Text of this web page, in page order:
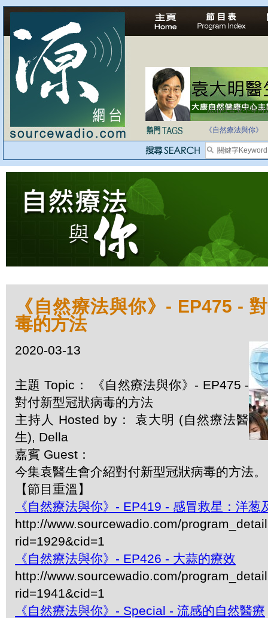
法治社會並不等同
自家教育合法化-
《自然療法與你》
《自然療法與你》- EP475 -
毒的方法
2020-03-13
主題 Topic： 《自然療法與你》- EP475 -
對付新型冠狀病毒的方法
主持人 Hosted by： 袁大明 (自然療法醫
生), Della
嘉賓 Guest：
今集袁醫生會介紹對付新型冠狀病毒的方法。
【節目重溫】
《自然療法與你》- EP419 - 感冒救星：洋葱
http://www.sourcewadio.com/
rid=1929&cid=1
《自然療法與你》- EP426 - 大蒜的療效
http://www.sourcewadio.com/
rid=1941&cid=1
《自然療法與你》- Special - 流感的自然醫療